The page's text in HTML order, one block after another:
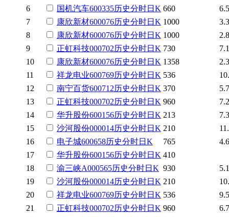
6
国机汽车600335历史分时日K 660
7
康欣新材600076历史分时日K 1000
8
康欣新材600076历史分时日K 1000
9
正虹科技000702历史分时日K 730
10
康欣新材600076历史分时日K 1358
11
祥龙电业600769历史分时日K 536
12
南宁百货600712历史分时日K 370
13
正虹科技000702历史分时日K 960
14
华升股份600156历史分时日K 213
15
沙河股份000014历史分时日K 210
16
电子城600658历史分时日K 765
17
华升股份600156历史分时日K 410
18
渝三峡A000565历史分时日K 930
19
沙河股份000014历史分时日K 210
20
祥龙电业600769历史分时日K 536
21
正虹科技000702历史分时日K 960